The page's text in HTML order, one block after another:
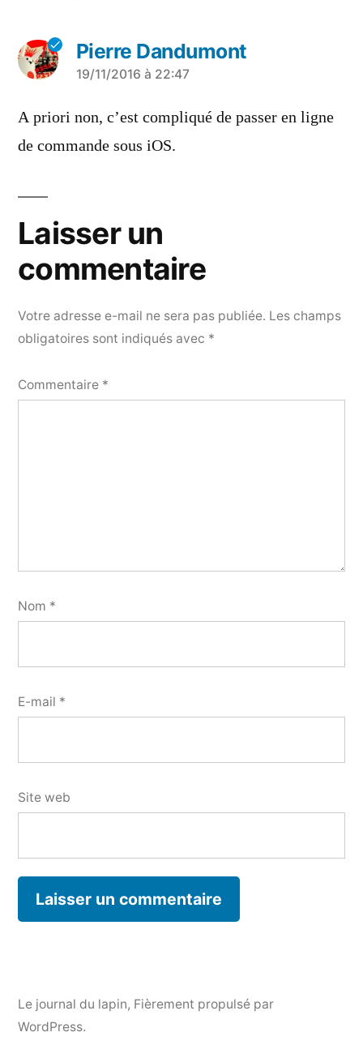
Pierre Dandumont
a
dit :
19/11/2016 à 22:47
A priori non, c’est compliqué de passer en ligne
de commande sous iOS.
Laisser un
commentaire
Votre adresse e-mail ne sera pas publiée. Les champs
obligatoires sont indiqués avec *
Commentaire *
Nom *
E-mail *
Site web
Le journal du lapin, Fièrement propulsé par
WordPress.